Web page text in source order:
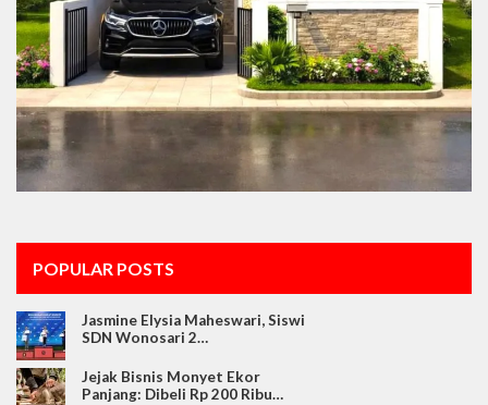
POPULAR POSTS
Jasmine Elysia Maheswari, Siswi
SDN Wonosari 2…
Jejak Bisnis Monyet Ekor
Panjang: Dibeli Rp 200 Ribu…